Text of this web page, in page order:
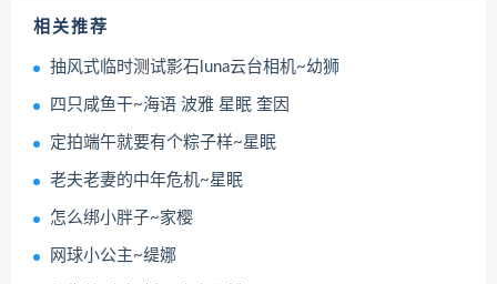
相关推荐
抽风式临时测试影石luna云台相机~幼狮
四只咸鱼干~海语 波雅 星眠 奎因
定拍端午就要有个粽子样~星眠
老夫老妻的中年危机~星眠
怎么绑小胖子~家樱
网球小公主~缇娜